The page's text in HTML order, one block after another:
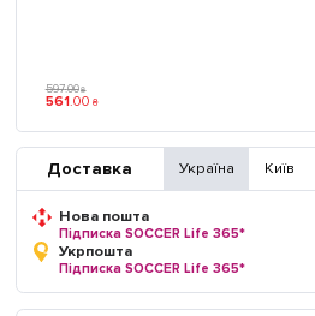
597.00 ₴
561.00 ₴
Доставка Україна Київ
Нова пошта
Підписка SOCCER Life 365*
Укрпошта
Підписка SOCCER Life 365*